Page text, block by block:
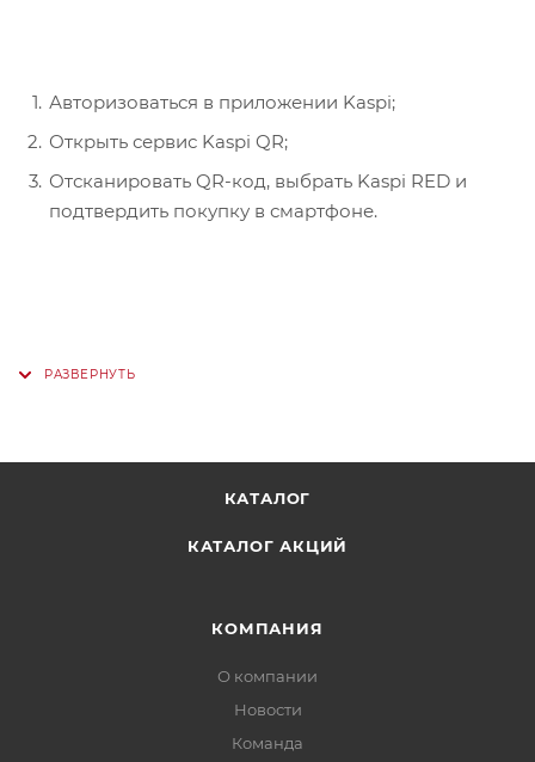
Авторизоваться в приложении Kaspi;
Открыть сервис Kaspi QR;
Отсканировать QR-код, выбрать Kaspi RED и
подтвердить покупку в смартфоне.
КАТАЛОГ
КАТАЛОГ АКЦИЙ
КОМПАНИЯ
О компании
Новости
Команда